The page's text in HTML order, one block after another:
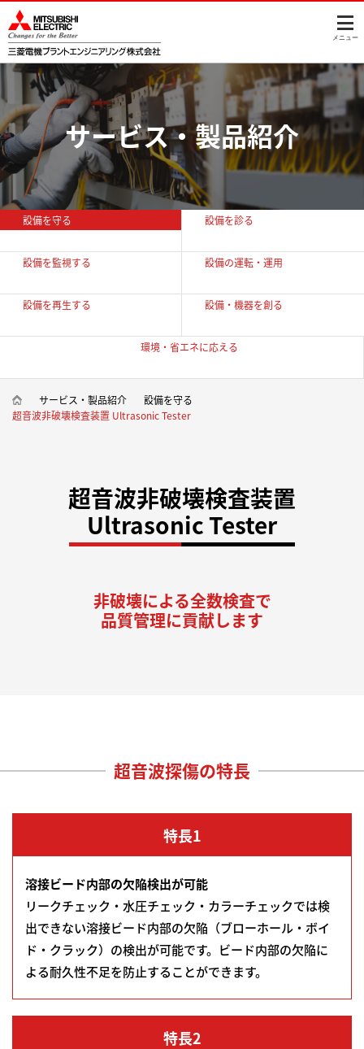
メニュー
サービス・製品紹介
設備を守る 設備を診る
設備を監視する 設備の運転・運用
設備を再生する 設備・機器を創る
環境・省エネに応える
サービス・製品紹介
設備を守る
超音波非破壊検査装置 Ultrasonic Tester
超音波非破壊検査装置
Ultrasonic Tester
非破壊による全数検査で
品質管理に貢献します
超音波探傷の特長
特長1
溶接ビード内部の欠陥検出が可能
リークチェック・水圧チェック・カラーチェックでは検
出できない溶接ビード内部の欠陥（ブローホール・ボイ
ド・クラック）の検出が可能です。ビード内部の欠陥に
よる耐久性不足を防止することができます。
特長2